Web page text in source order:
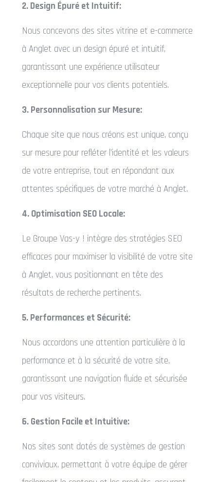
2. Design Épuré et Intuitif:
Nous concevons des sites vitrine et e-commerce
à Anglet avec un design épuré et intuitif,
garantissant une expérience utilisateur
exceptionnelle pour vos clients potentiels.
3. Personnalisation sur Mesure:
Chaque site que nous créons est unique, conçu
sur mesure pour refléter l’identité et les valeurs
de votre entreprise, tout en répondant aux
attentes spécifiques de votre marché à Anglet.
4. Optimisation SEO Locale:
Le Groupe Vas-y ! intègre des stratégies SEO
efficaces pour maximiser la visibilité de votre site
à Anglet, vous positionnant en tête des
résultats de recherche pertinents.
5. Performances et Sécurité:
Nous accordons une attention particulière à la
performance et à la sécurité de votre site,
garantissant une navigation fluide et sécurisée
pour vos visiteurs.
6. Gestion Facile et Intuitive:
Nos sites sont dotés de systèmes de gestion
conviviaux, permettant à votre équipe de gérer